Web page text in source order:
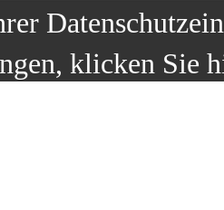
klicken Sie